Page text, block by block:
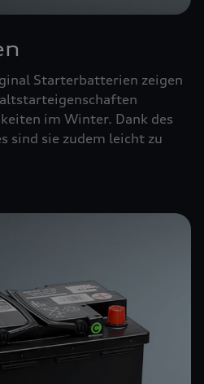
Starterbatterien zeigen
im Winter. Dank des
sind sie zudem leicht zu